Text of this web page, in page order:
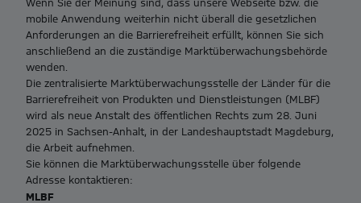
Wenn Sie der Meinung sind, dass unsere Webseite bzw. die
mobile Anwendung weiterhin nicht überall die gesetzlichen
Anforderungen an die Barrierefreiheit erfüllt, können Sie sich
anschließend an die zuständige Marktüberwachungsbehörde
wenden.
Die zentralisierte Marktüberwachungsstelle der Länder für die
Barrierefreiheit von Produkten und Dienstleistungen (MLBF)
wird als neue Anstalt des öffentlichen Rechts zum 28. Juni
2025 in Sachsen-Anhalt, in der Landeshauptstadt Magdeburg,
die Arbeit aufnehmen.
Sie können die Marktüberwachungsstelle über folgende
Adresse kontaktieren:
MLBF